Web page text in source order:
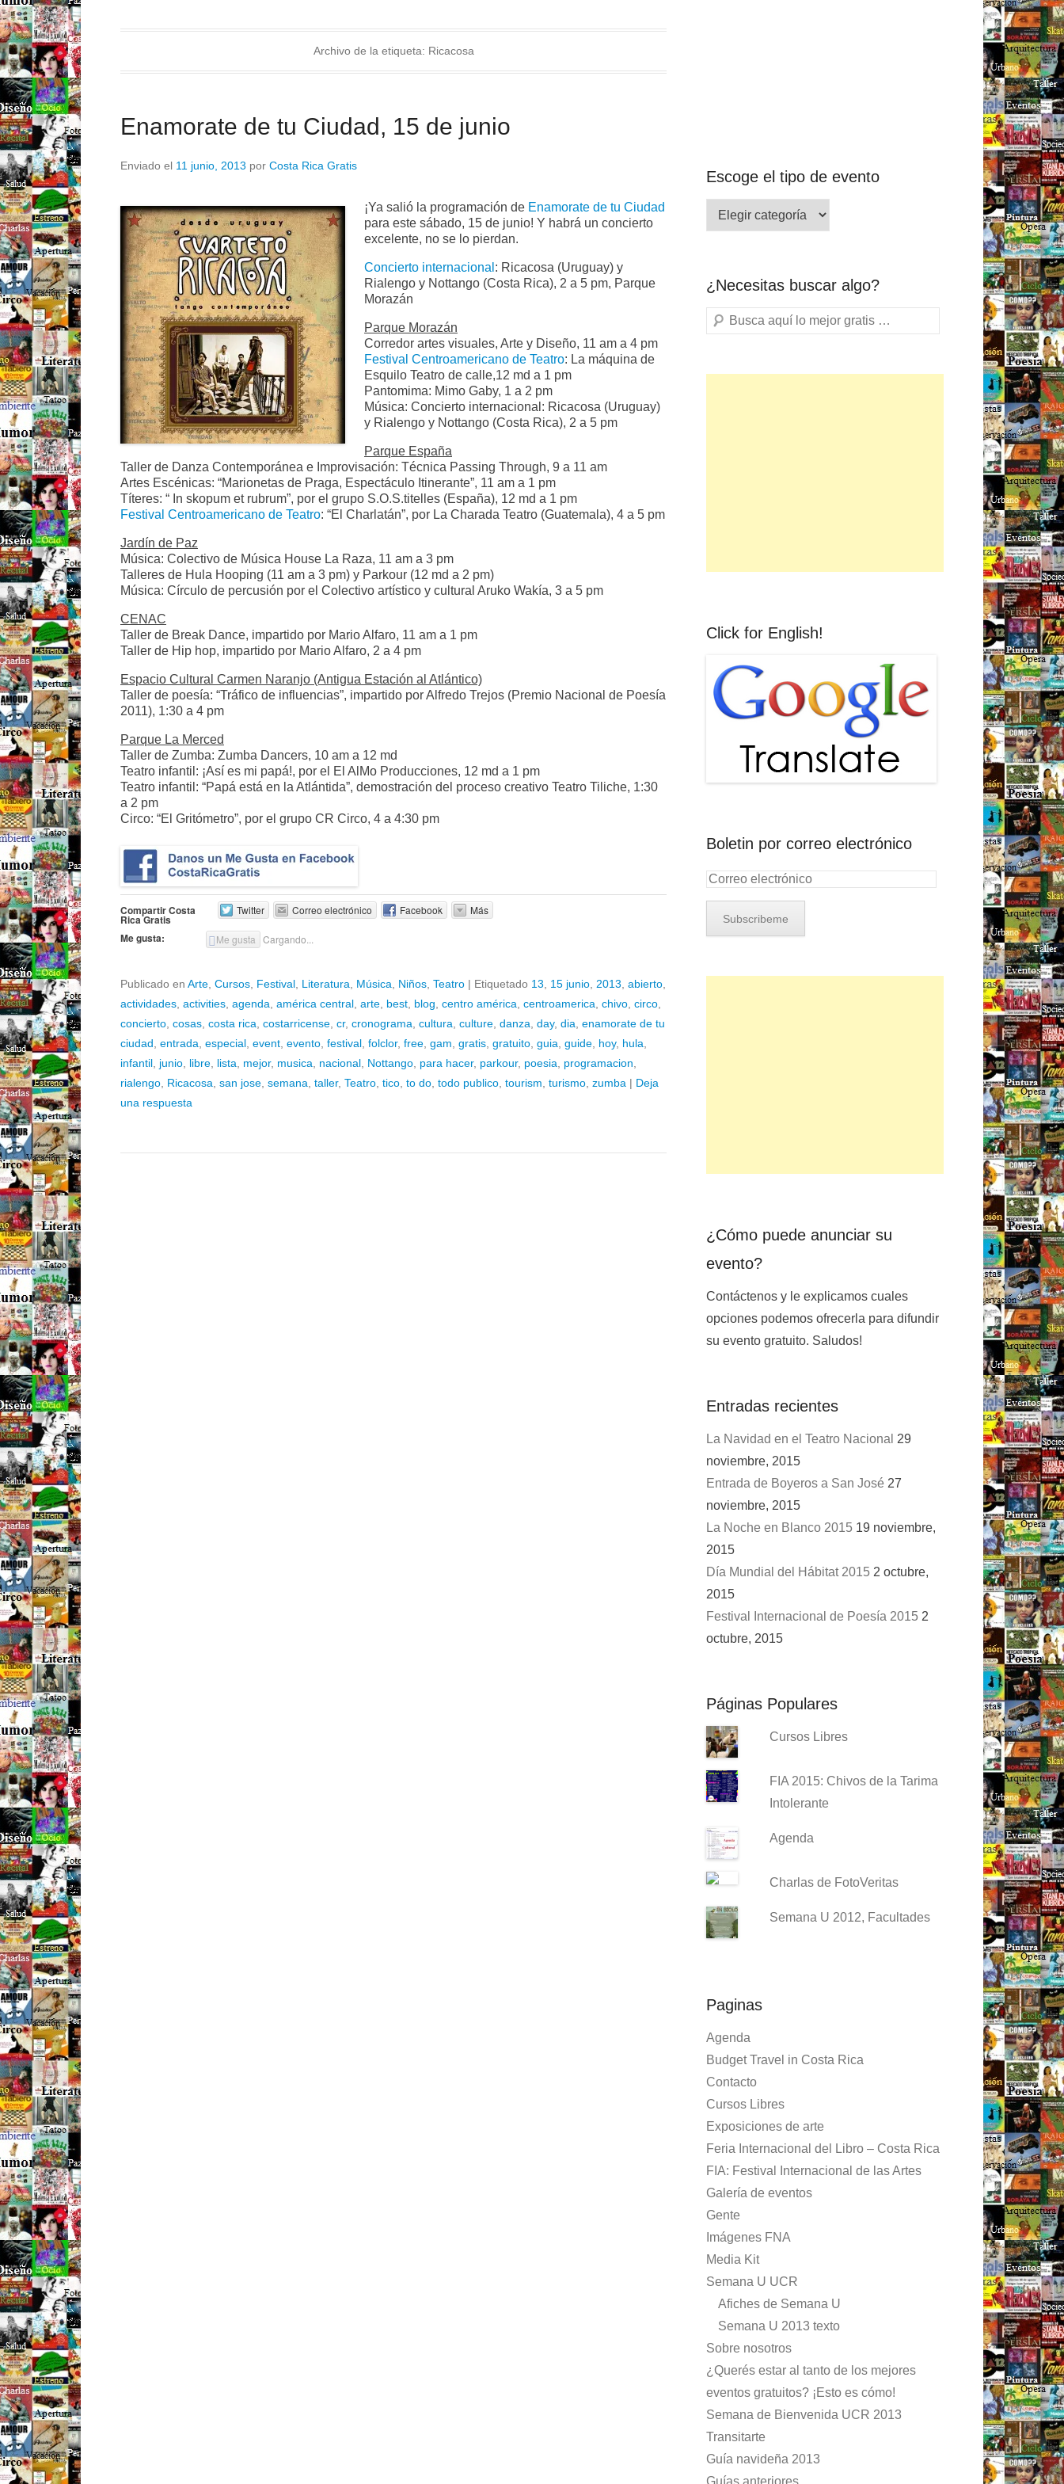
Archivo de la etiqueta: Ricacosa
Enamorate de tu Ciudad, 15 de junio
Enviado el 11 junio, 2013 por Costa Rica Gratis
¡Ya salió la programación de Enamorate de tu Ciudad
para este sábado, 15 de junio! Y habrá un concierto
excelente, no se lo pierdan.
Concierto internacional : Ricacosa (Uruguay) y
Rialengo y Nottango (Costa Rica), 2 a 5 pm, Parque
Morazán
Parque Morazán
Corredor artes visuales, Arte y Diseño, 11 am a 4 pm
Festival Centroamericano de Teatro: La máquina de
Esquilo Teatro de calle,12 md a 1 pm
Pantomima: Mimo Gaby, 1 a 2 pm
Música: Concierto internacional: Ricacosa (Uruguay)
y Rialengo y Nottango (Costa Rica), 2 a 5 pm
Parque España
Taller de Danza Contemporánea e Improvisación: Técnica Passing Through, 9 a 11 am
Artes Escénicas: “Marionetas de Praga, Espectáculo Itinerante”, 11 am a 1 pm
Títeres: “ In skopum et rubrum”, por el grupo S.O.S.titelles (España), 12 md a 1 pm
Festival Centroamericano de Teatro: “El Charlatán”, por La Charada Teatro (Guatemala), 4 a 5 pm
Jardín de Paz
Música: Colectivo de Música House La Raza, 11 am a 3 pm
Talleres de Hula Hooping (11 am a 3 pm) y Parkour (12 md a 2 pm)
Música: Círculo de percusión por el Colectivo artístico y cultural Aruko Wakía, 3 a 5 pm
CENAC
Taller de Break Dance, impartido por Mario Alfaro, 11 am a 1 pm
Taller de Hip hop, impartido por Mario Alfaro, 2 a 4 pm
Espacio Cultural Carmen Naranjo (Antigua Estación al Atlántico)
Taller de poesía: “Tráfico de influencias”, impartido por Alfredo Trejos (Premio Nacional de Poesía
2011), 1:30 a 4 pm
Parque La Merced
Taller de Zumba: Zumba Dancers, 10 am a 12 md
Teatro infantil: ¡Así es mi papá!, por el El AlMo Producciones, 12 md a 1 pm
Teatro infantil: “Papá está en la Atlántida”, demostración del proceso creativo Teatro Tiliche, 1:30
a 2 pm
Circo: “El Gritómetro”, por el grupo CR Circo, 4 a 4:30 pm
Compartir Costa
Rica Gratis
Twitter Correo electrónico Facebook Más
Me gusta: Me gusta Cargando...
Publicado en Arte Cursos Festival Literatura Música Niños Teatro | Etiquetado 13 15 junio 2013 abierto
actividades activities agenda américa central arte best blog centro américa centroamerica chivo circo
concierto cosas costa rica costarricense cr, cronograma cultura culture danza day, dia enamorate de tu
ciudad entrada especial event evento festival folclor, free gam gratis gratuito guia guide hoy, hula
infantil junio libre lista mejor, musica nacional Nottango para hacer, parkour, poesia programacion
rialengo Ricacosa san jose semana taller, Teatro tico to do todo publico tourism turismo zumba | Deja
una respuesta
Escoge el tipo de evento
¿Necesitas buscar algo?
Buscar
Click for English!
Boletin por correo electrónico
¿Cómo puede anunciar su
evento?
Contáctenos y le explicamos cuales
opciones podemos ofrecerla para difundir
su evento gratuito. Saludos!
Entradas recientes
La Navidad en el Teatro Nacional 29
noviembre, 2015
Entrada de Boyeros a San José 27
noviembre, 2015
La Noche en Blanco 2015 19 noviembre,
2015
Día Mundial del Hábitat 2015 2 octubre,
2015
Festival Internacional de Poesía 2015 2
octubre, 2015
Páginas Populares
Cursos Libres
FIA 2015: Chivos de la Tarima
Intolerante
Agenda
Charlas de FotoVeritas
Semana U 2012, Facultades
Paginas
Agenda
Budget Travel in Costa Rica
Contacto
Cursos Libres
Exposiciones de arte
Feria Internacional del Libro – Costa Rica
FIA: Festival Internacional de las Artes
Galería de eventos
Gente
Imágenes FNA
Media Kit
Semana U UCR
Afiches de Semana U
Semana U 2013 texto
Sobre nosotros
¿Querés estar al tanto de los mejores
eventos gratuitos? ¡Esto es cómo!
Semana de Bienvenida UCR 2013
Transitarte
Guía navideña 2013
Guías anteriores